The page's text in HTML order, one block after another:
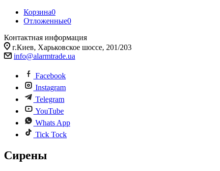
Корзина0
Отложенные0
Контактная информация
г.Киев, Харьковское шоссе, 201/203
info@alarmtrade.ua
Facebook
Instagram
Telegram
YouTube
Whats App
Tick Tock
Сирены